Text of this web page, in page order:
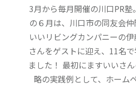
3月から毎月開催の川口PR塾
の６月は、川口市の同友会
いいリビングカンパニーの
さんをゲストに迎え、11名
ました！ 最初にますいいさ
略の実践例として、ホーム